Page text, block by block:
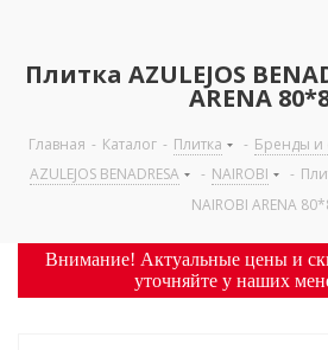
Плитка AZULEJOS
ARENA
Главная - Каталог - Плитка - Бренды и
AZULEJOS BENADRESA
- NAIROBI -
NAIROBI ARENA
Внимание! Актуальные цены и
уточняйте у наших